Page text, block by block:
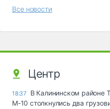
Все новости
Центр
18:37
В Калининском районе
М-10 столкнулись два